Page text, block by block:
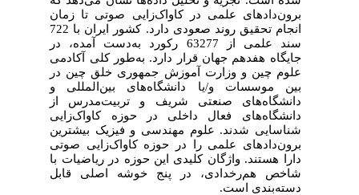
برون‌دادهای علمی در کاواک‌زایی صوتی تا زمان
انجام تحقیق روند صعودی دارد. کشور ایران با 722
سند علمی از 63277 رکورد به‌دست آمده، در
جایگاه هفدهم جهان قرار دارد. به‌طور کلی آکادمی
علوم چین و وزارت آموزش جمهوری خلق چین در
بین موسسات و/یا دانشگاه‌های بین‌المللی و
دانشگاه‌های صنعتی شریف و تربیت‌مدرس از
دانشگاه‌های فعال داخلی در حوزه کاواک‌زایی
شناسایی شدند. علوم مهندسی و فیزیک بیشترین
برون‌دادهای علمی را در حوزه کاواک‌زایی صوتی
دارا هستند. واژگان کلیدی این حوزه در ریاضیات با
شاخص هم‌رخدادی، در پنج خوشه اصلی قابل
دسته‌بندی است.